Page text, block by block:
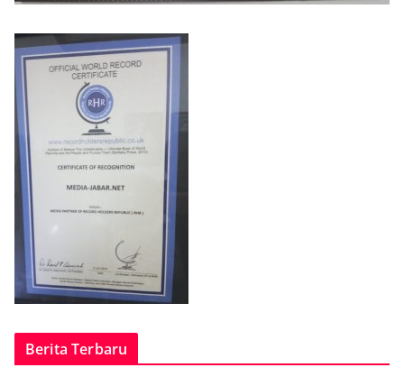
Berita Terbaru